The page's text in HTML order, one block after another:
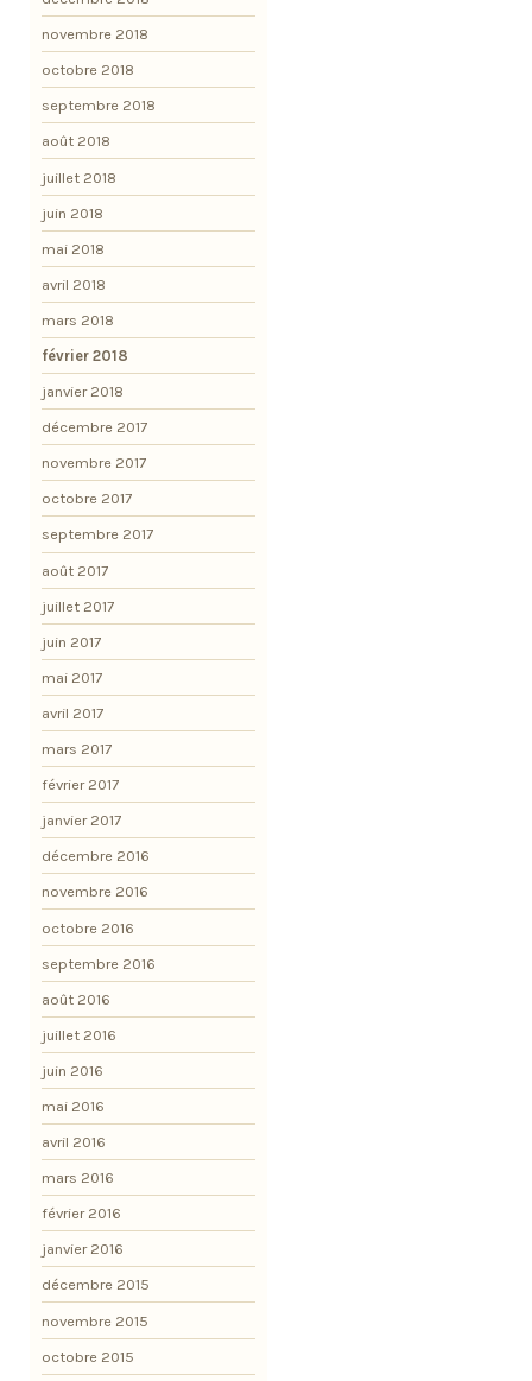
novembre 2018
octobre 2018
septembre 2018
août 2018
juillet 2018
juin 2018
mai 2018
avril 2018
mars 2018
février 2018
janvier 2018
décembre 2017
novembre 2017
octobre 2017
septembre 2017
août 2017
juillet 2017
juin 2017
mai 2017
avril 2017
mars 2017
février 2017
janvier 2017
décembre 2016
novembre 2016
octobre 2016
septembre 2016
août 2016
juillet 2016
juin 2016
mai 2016
avril 2016
mars 2016
février 2016
janvier 2016
décembre 2015
novembre 2015
octobre 2015